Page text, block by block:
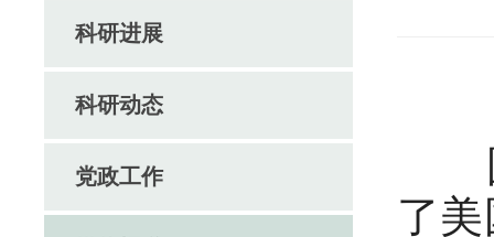
科研进展
科研动态
党政工作
国
了